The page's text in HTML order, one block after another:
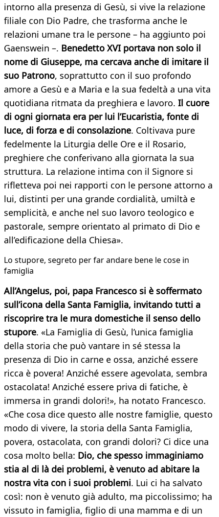
intorno alla presenza di Gesù, si vive la relazione
filiale con Dio Padre, che trasforma anche le
relazioni umane tra le persone – ha aggiunto poi
Gaenswein –. Benedetto XVI portava non solo il
nome di Giuseppe, ma cercava anche di imitare il
suo Patrono, soprattutto con il suo profondo
amore a Gesù e a Maria e la sua fedeltà a una vita
quotidiana ritmata da preghiera e lavoro. Il cuore
di ogni giornata era per lui l’Eucaristia, fonte di
luce, di forza e di consolazione. Coltivava pure
fedelmente la Liturgia delle Ore e il Rosario,
preghiere che conferivano alla giornata la sua
struttura. La relazione intima con il Signore si
rifletteva poi nei rapporti con le persone attorno a
lui, distinti per una grande cordialità, umiltà e
semplicità, e anche nel suo lavoro teologico e
pastorale, sempre orientato al primato di Dio e
all’edificazione della Chiesa».
Lo stupore, segreto per far andare bene le cose in
famiglia
All’Angelus, poi, papa Francesco si è soffermato
sull’icona della Santa Famiglia, invitando tutti a
riscoprire tra le mura domestiche il senso dello
stupore. «La Famiglia di Gesù, l’unica famiglia
della storia che può vantare in sé stessa la
presenza di Dio in carne e ossa, anziché essere
ricca è povera! Anziché essere agevolata, sembra
ostacolata! Anziché essere priva di fatiche, è
immersa in grandi dolori!», ha notato Francesco.
«Che cosa dice questo alle nostre famiglie, questo
modo di vivere, la storia della Santa Famiglia,
povera, ostacolata, con grandi dolori? Ci dice una
cosa molto bella: Dio, che spesso immaginiamo
stia al di là dei problemi, è venuto ad abitare la
nostra vita con i suoi problemi. Lui ci ha salvato
così: non è venuto già adulto, ma piccolissimo; ha
vissuto in famiglia, figlio di una mamma e di un